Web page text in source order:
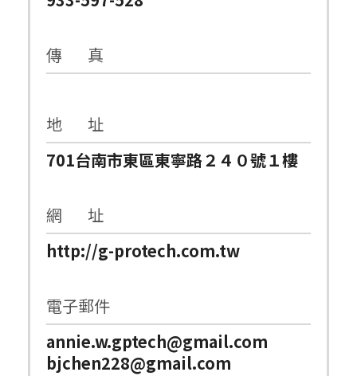
傳 真
地 址
701台南市東區東寧路２４０號１樓
網 址
http://g-protech.com.tw
電子郵件
annie.w.gptech@gmail.com
bjchen228@gmail.com